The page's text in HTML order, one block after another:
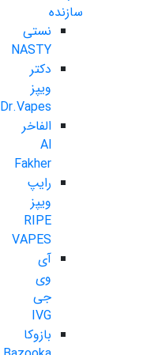
سازنده
نستی
NASTY
دکتر
ویپز
Dr.Vapes
الفاخر
Al
Fakher
رایپ
ویپز
RIPE
VAPES
آی
وی
جی
IVG
بازوکا